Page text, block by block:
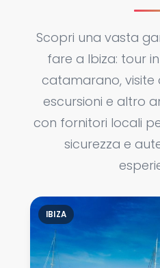
Scopri una vasta
fare a Ibiza: tour
catamarano, visite
escursioni e altro
con fornitori locali
sicurezza e
IBIZA